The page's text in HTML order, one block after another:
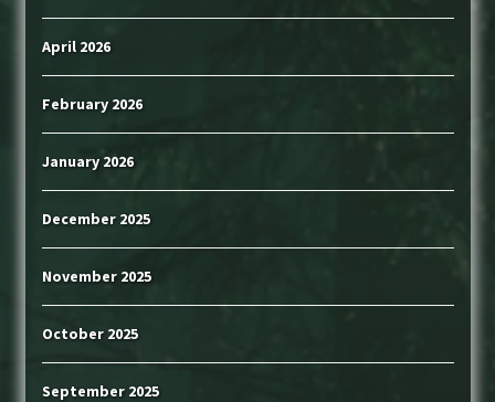
April 2026
February 2026
January 2026
December 2025
November 2025
October 2025
September 2025